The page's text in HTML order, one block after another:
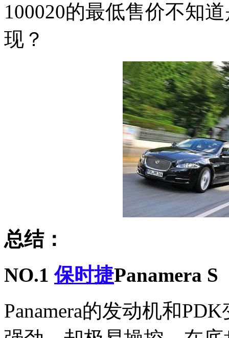
100020的最低售价不知
现？
总结：
NO.1保时捷Panamera S
Panamera的发动机和